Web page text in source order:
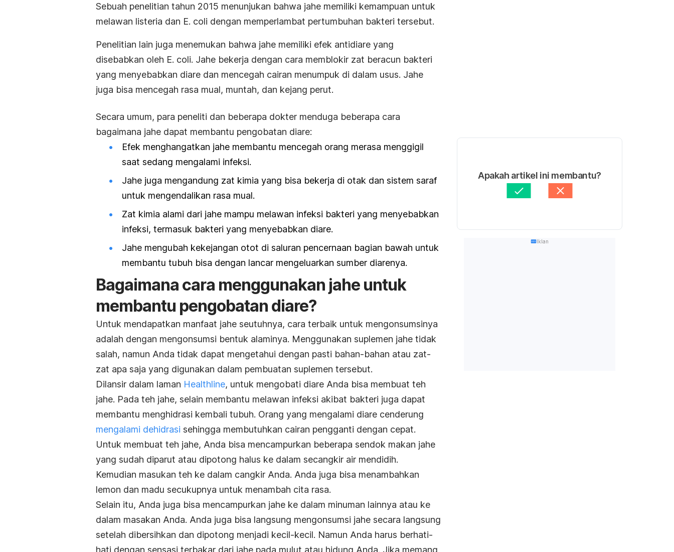
Sebuah penelitian tahun 2015 menunjukan bahwa jahe memiliki kemampuan untuk
melawan listeria dan E. coli dengan memperlambat pertumbuhan bakteri tersebut.
Penelitian lain juga menemukan bahwa jahe memiliki efek antidiare yang
disebabkan oleh E. coli. Jahe bekerja dengan cara memblokir zat beracun bakteri
yang menyebabkan diare dan mencegah cairan menumpuk di dalam usus. Jahe
juga bisa mencegah rasa mual, muntah, dan kejang perut.
Secara umum, para peneliti dan beberapa dokter menduga beberapa cara
bagaimana jahe dapat membantu pengobatan diare:
Efek menghangatkan jahe membantu mencegah orang merasa menggigil
saat sedang mengalami infeksi.
Jahe juga mengandung zat kimia yang bisa bekerja di otak dan sistem saraf
untuk mengendalikan rasa mual.
Zat kimia alami dari jahe mampu melawan infeksi bakteri yang menyebabkan
infeksi, termasuk bakteri yang menyebabkan diare.
Jahe mengubah kekejangan otot di saluran pencernaan bagian bawah untuk
membantu tubuh bisa dengan lancar mengeluarkan sumber diarenya.
Bagaimana cara menggunakan jahe untuk
membantu pengobatan diare?
Untuk mendapatkan manfaat jahe seutuhnya, cara terbaik untuk mengonsumsinya
adalah dengan mengonsumsi bentuk alaminya. Menggunakan suplemen jahe tidak
salah, namun Anda tidak dapat mengetahui dengan pasti bahan-bahan atau zat-
zat apa saja yang digunakan dalam pembuatan suplemen tersebut.
Dilansir dalam laman Healthline, untuk mengobati diare Anda bisa membuat teh
jahe. Pada teh jahe, selain membantu melawan infeksi akibat bakteri juga dapat
membantu menghidrasi kembali tubuh. Orang yang mengalami diare cenderung
mengalami dehidrasi sehingga membutuhkan cairan pengganti dengan cepat.
Untuk membuat teh jahe, Anda bisa mencampurkan beberapa sendok makan jahe
yang sudah diparut atau dipotong halus ke dalam secangkir air mendidih.
Kemudian masukan teh ke dalam cangkir Anda. Anda juga bisa menambahkan
lemon dan madu secukupnya untuk menambah cita rasa.
Selain itu, Anda juga bisa mencampurkan jahe ke dalam minuman lainnya atau ke
dalam masakan Anda. Anda juga bisa langsung mengonsumsi jahe secara langsung
setelah dibersihkan dan dipotong menjadi kecil-kecil. Namun Anda harus berhati-
hati dengan sensasi terbakar dari jahe pada mulut atau hidung Anda. Jika memang
Apakah artikel ini membantu?
Iklan